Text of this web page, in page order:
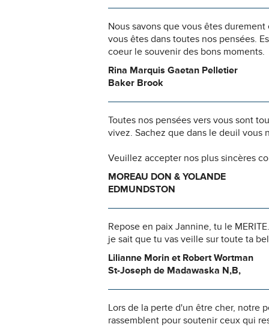
Nous savons que vous êtes
vous êtes dans toutes nos pensées.
coeur le souvenir des bons moments.
Rina Marquis Gaetan Pelletier
Baker Brook
Toutes nos pensées vers vous sont
vivez. Sachez que dans le deuil vous
Veuillez accepter nos plus sincères
MOREAU DON & YOLANDE
EDMUNDSTON
Repose en paix Jannine, tu le
je sait que tu vas veille sur toute ta
Lilianne Morin et Robert Wortman
St-Joseph de Madawaska N,B,
Lors de la perte d'un être cher, notre
rassemblent pour soutenir ceux qui